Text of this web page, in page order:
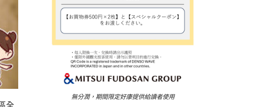
全
無分潤，期間限定好康提供給讀者使用